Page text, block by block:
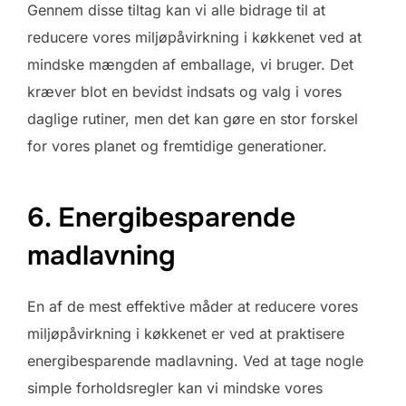
Gennem disse tiltag kan vi alle bidrage til at
reducere vores miljøpåvirkning i køkkenet ved at
mindske mængden af ​​emballage, vi bruger. Det
kræver blot en bevidst indsats og valg i vores
daglige rutiner, men det kan gøre en stor forskel
for vores planet og fremtidige generationer.
6. Energibesparende
madlavning
En af de mest effektive måder at reducere vores
miljøpåvirkning i køkkenet er ved at praktisere
energibesparende madlavning. Ved at tage nogle
simple forholdsregler kan vi mindske vores